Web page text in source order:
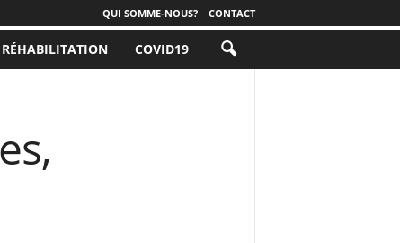
QUI SOMME-NOUS? CONTACT
RÉHABILITATION COVID19